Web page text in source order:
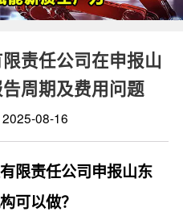
责任公司在申报山
周期及费用问题
08-16
限责任公司申报山东
可以做？